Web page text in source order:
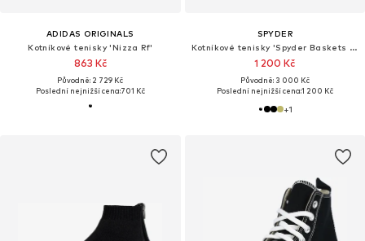
ADIDAS ORIGINALS
Kotníkové tenisky 'Nizza Rf'
863 Kč
Původně: 2 729 Kč
Poslední nejnižší cena:701 Kč
SPYDER
Kotníkové tenisky 'Spyder Baskets Leon'
1 200 Kč
Původně: 3 000 Kč
Poslední nejnižší cena:1 200 Kč
+1